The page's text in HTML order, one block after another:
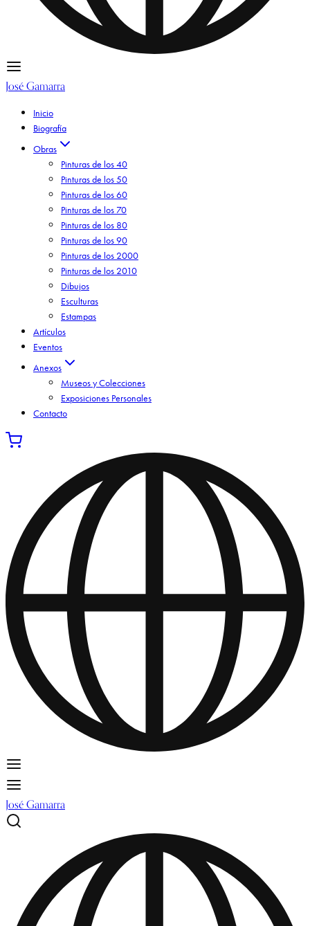
José Gamarra
Inicio
Biografía
Obras
Pinturas de los 40
Pinturas de los 50
Pinturas de los 60
Pinturas de los 70
Pinturas de los 80
Pinturas de los 90
Pinturas de los 2000
Pinturas de los 2010
Dibujos
Esculturas
Estampas
Artículos
Eventos
Anexos
Museos y Colecciones
Exposiciones Personales
Contacto
José Gamarra